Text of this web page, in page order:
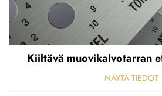
NÄYTÄ TIEDOT